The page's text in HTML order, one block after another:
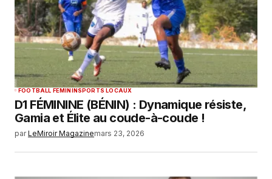
FOOTBALL FEMININSPORTS LOCAUX
D1 FÉMININE (BÉNIN) : Dynamique résiste,
Gamia et Élite au coude-à-coude !
par LeMiroir Magazinemars 23, 2026